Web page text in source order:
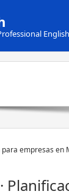
para empresas en